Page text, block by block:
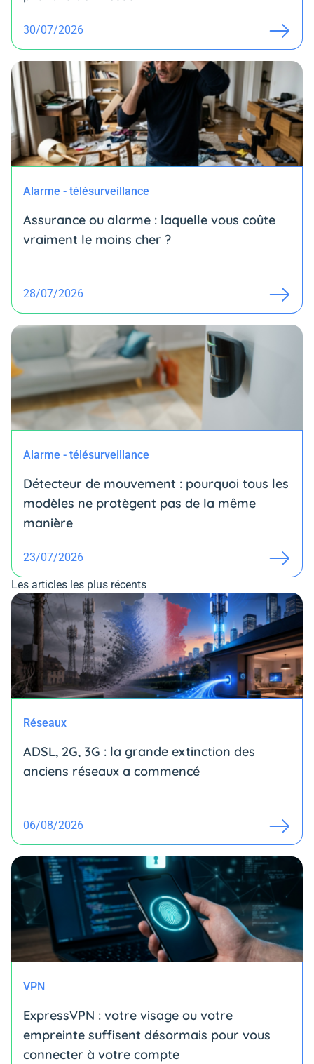
30/07/2026
Alarme - télésurveillance
Assurance ou alarme : laquelle vous coûte
vraiment le moins cher ?
28/07/2026
Alarme - télésurveillance
Détecteur de mouvement : pourquoi tous les
modèles ne protègent pas de la même
manière
23/07/2026
Les articles les plus récents
Réseaux
ADSL, 2G, 3G : la grande extinction des
anciens réseaux a commencé
06/08/2026
VPN
ExpressVPN : votre visage ou votre
empreinte suffisent désormais pour vous
connecter à votre compte